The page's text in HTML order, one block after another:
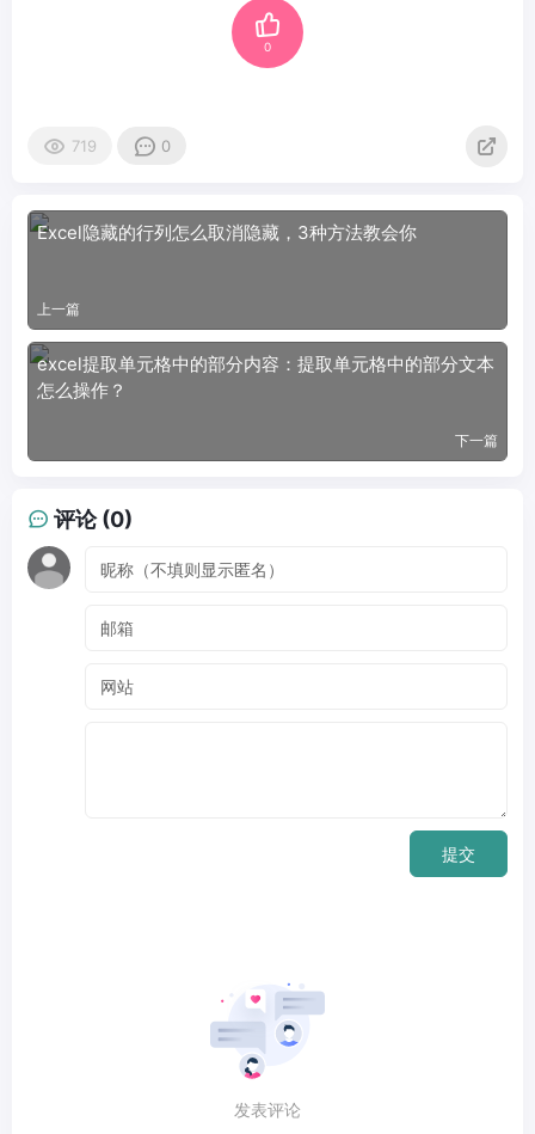
0
719 0
Excel隐藏的行列怎么取消隐藏，3种方法教会你
上一篇
excel提取单元格中的部分内容：提取单元格中的部分文本
怎么操作？
下一篇
评论 (0)
提交
发表评论